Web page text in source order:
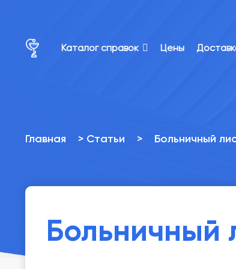
Каталог справок Цены
Главная > Статьи > Больничный
Больничный